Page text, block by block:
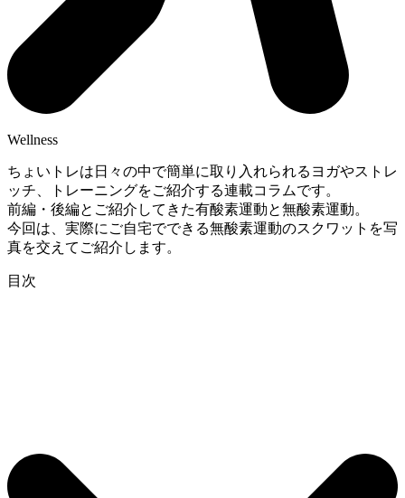
Wellness
ちょいトレは日々の中で簡単に取り入れられるヨガやストレ
ッチ、トレーニングをご紹介する連載コラムです。
前編・後編とご紹介してきた有酸素運動と無酸素運動。
今回は、実際にご自宅でできる無酸素運動のスクワットを写
真を交えてご紹介します。
目次